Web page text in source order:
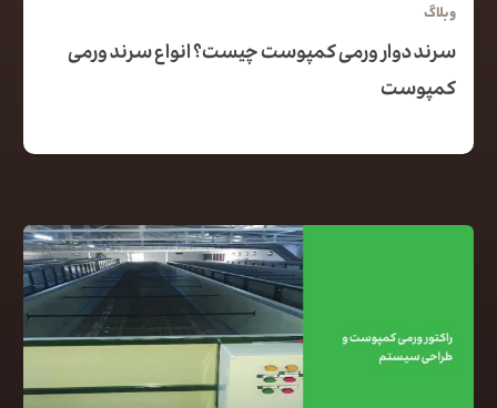
وبلاگ
سرند دوار ورمی کمپوست چیست؟ انواع سرند ورمی
کمپوست